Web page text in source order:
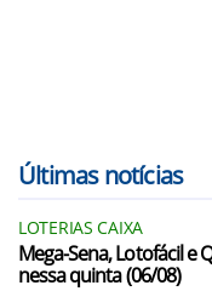
Últimas notícias
LOTERIAS CAIXA
Mega-Sena, Lotofácil e
nessa quinta (06/08)